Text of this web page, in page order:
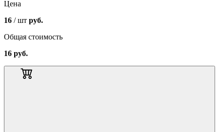
Цена
16 / шт руб.
Общая стоимость
16 руб.